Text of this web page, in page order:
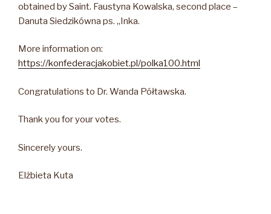
obtained by Saint. Faustyna Kowalska, second place –
Danuta Siedzikówna ps. „Inka.
More information on:
https://konfederacjakobiet.pl/polka100.html
Congratulations to Dr. Wanda Półtawska.
Thank you for your votes.
Sincerely yours.
Elżbieta Kuta